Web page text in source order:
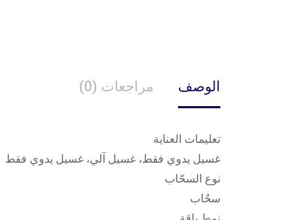
الوصف مراجعات (0)
تعليمات العناية
غسيل يدوي فقط، غسيل آلي، غسيل يدوي فقط
نوع السحّاب
سحٌاب